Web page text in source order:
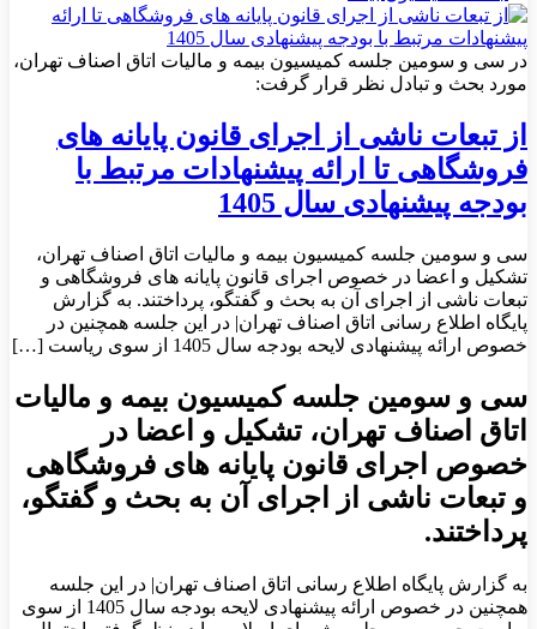
در سی و سومین جلسه کمیسیون بیمه و مالیات اتاق اصناف تهران،
مورد بحث و تبادل نظر قرار گرفت:
از تبعات ناشی از اجرای قانون پایانه های
فروشگاهی تا ارائه پیشنهادات مرتبط با
بودجه پیشنهادی سال 1405
سی و سومین جلسه کمیسیون بیمه و مالیات اتاق اصناف تهران،
تشکیل و اعضا در خصوص اجرای قانون پایانه های فروشگاهی و
تبعات ناشی از اجرای آن به بحث و گفتگو، پرداختند. به گزارش
پایگاه اطلاع رسانی اتاق اصناف تهران| در این جلسه همچنین در
خصوص ارائه پیشنهادی لایحه بودجه سال 1405 از سوی ریاست […]
سی و سومین جلسه کمیسیون بیمه و مالیات
اتاق اصناف تهران، تشکیل و اعضا در
خصوص اجرای قانون پایانه های فروشگاهی
و تبعات ناشی از اجرای آن به بحث و گفتگو،
پرداختند.
به گزارش پایگاه اطلاع رسانی اتاق اصناف تهران| در این جلسه
همچنین در خصوص ارائه پیشنهادی لایحه بودجه سال 1405 از سوی